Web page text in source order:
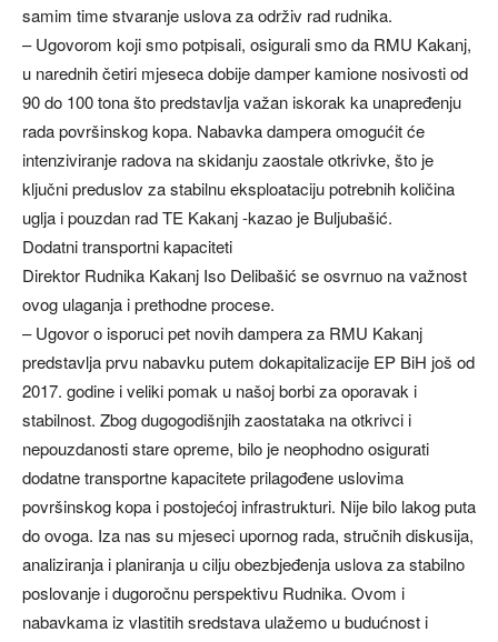
samim time stvaranje uslova za održiv rad rudnika.
– Ugovorom koji smo potpisali, osigurali smo da RMU Kakanj,
u narednih četiri mjeseca dobije damper kamione nosivosti od
90 do 100 tona što predstavlja važan iskorak ka unapređenju
rada površinskog kopa. Nabavka dampera omogućit će
intenziviranje radova na skidanju zaostale otkrivke, što je
ključni preduslov za stabilnu eksploataciju potrebnih količina
uglja i pouzdan rad TE Kakanj -kazao je Buljubašić.
Dodatni transportni kapaciteti
Direktor Rudnika Kakanj Iso Delibašić se osvrnuo na važnost
ovog ulaganja i prethodne procese.
– Ugovor o isporuci pet novih dampera za RMU Kakanj
predstavlja prvu nabavku putem dokapitalizacije EP BiH još od
2017. godine i veliki pomak u našoj borbi za oporavak i
stabilnost. Zbog dugogodišnjih zaostataka na otkrivci i
nepouzdanosti stare opreme, bilo je neophodno osigurati
dodatne transportne kapacitete prilagođene uslovima
površinskog kopa i postojećoj infrastrukturi. Nije bilo lakog puta
do ovoga. Iza nas su mjeseci upornog rada, stručnih diskusija,
analiziranja i planiranja u cilju obezbjeđenja uslova za stabilno
poslovanje i dugoročnu perspektivu Rudnika. Ovom i
nabavkama iz vlastitih sredstava ulažemo u budućnost i